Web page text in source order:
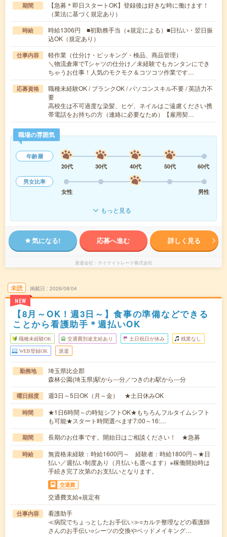
期間
【急募＊即日スタートOK】登録後は好きな時に働けます！
（業法に基づく規定あり）
時給
時給1306円 ■初勤務手当（※規定による）■日払い・翌日振
込OK（規定あり）
仕事内容
軽作業（仕分け・ピッキング・検品、商品管理）
＼物流倉庫でTシャツの仕分け／未経験でもカンタンにでき
ちゃうお仕事！人気のモクモク＆コツコツ作業です…
応募資格
職種未経験OK / ブランクOK / パソコンスキル不要 / 英語力不
要
高校生は不可過度な染髪、ヒゲ、ネイルはご遠慮ください携
帯電話をお持ちの方（連絡に必要なため）【雇用契…
職場の雰囲気
年齢層
20代
30代 40代 50代
60代
男女比率
女性
男性
もっと見る
気になる! 応募へ進む 詳しく見る
派遣会社 テイケイトレード株式会社
未読
NEW
掲載日 2026/08/04
【8月～OK！週3日～】食事の準備などできる
ことから看護助手＊週払いOK
職種未経験OK 交通費別途支給あり 土日祝日が休み 残業なし
WEB登録OK 派遣
勤務地
埼玉県比企郡
森林公園(埼玉県)駅から---分／つきのわ駅から---分
曜日頻度 週3日～5日OK（月～金） ★土日休みOK
時間
★1日6時間～の時短シフトOK★もちろんフルタイムシフト
も可能★スタート時間選べます7:00～16:…
期間 長期のお仕事です。開始日はご相談ください！ ★急募
時給
無資格未経験：時給1600円～ 経験者：時給1800円～★日
払い／週払い制度あり（月払いも選べます）※稼働開始時は
手続き完了次第のお支払いとなります。
交通費
交通費支給※規定有
仕事内容
看護助手
≪病院でちょっとしたお手伝い≫○カルテ整理などの看護師
さんのお手伝い○シーツの交換やベッドメイキング…